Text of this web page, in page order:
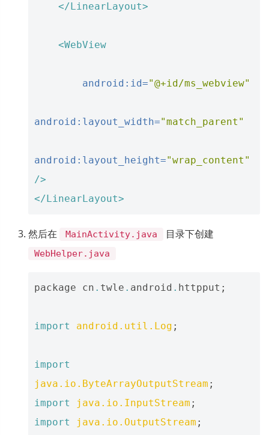
</LinearLayout>
<WebView
android:id="@+id/ms_webview"
android:layout_width="match_parent"
android:layout_height="wrap_content"
/>
</LinearLayout>
然后在 MainActivity.java 目录下创建
WebHelper.java
package cn . twle . android . httpput ;
import android.util.Log ;
import
java.io.ByteArrayOutputStream ;
import
java.io.InputStream ;
import
java.io.OutputStream ;